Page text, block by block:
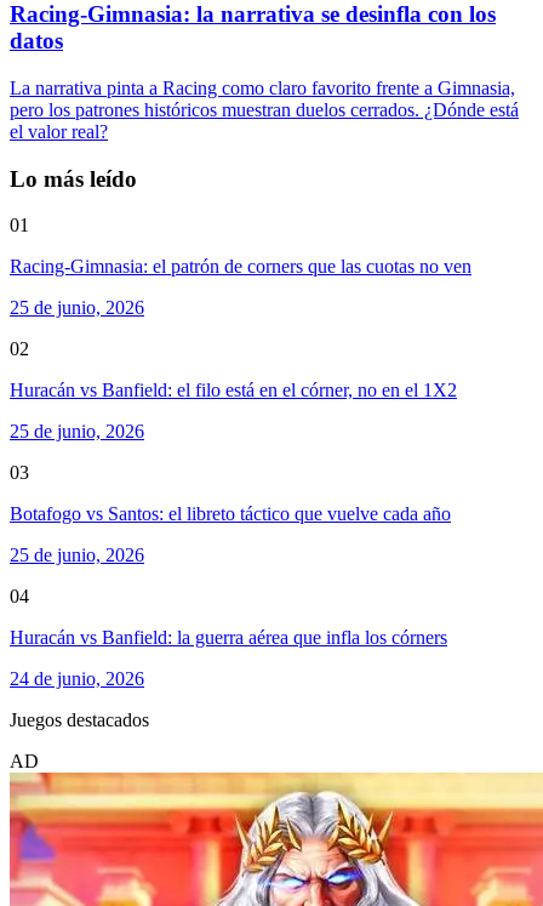
Racing-Gimnasia: la narrativa se desinfla con los
datos
La narrativa pinta a Racing como claro favorito frente a Gimnasia,
pero los patrones históricos muestran duelos cerrados. ¿Dónde está
el valor real?
Lo más leído
01
Racing-Gimnasia: el patrón de corners que las cuotas no ven
25 de junio, 2026
02
Huracán vs Banfield: el filo está en el córner, no en el 1X2
25 de junio, 2026
03
Botafogo vs Santos: el libreto táctico que vuelve cada año
25 de junio, 2026
04
Huracán vs Banfield: la guerra aérea que infla los córners
24 de junio, 2026
Juegos destacados
AD